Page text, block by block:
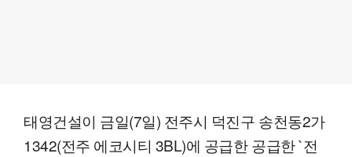
태영건설이 금일(7일) 전주시 덕진구 송천동2가
1342(전주 에코시티 3BL)에 공급한 공급한 `전